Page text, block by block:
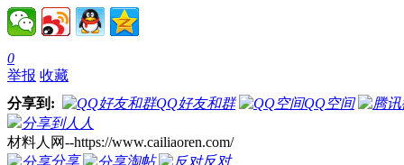
0
举报 收藏
分享到:
QQ好友和群
QQ空间
分享到人人
材料人网--https://www.cailiaoren.com/
分享
淘帖
反对